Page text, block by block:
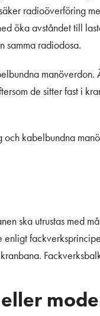
radioöverföring
öka avståndet till
samma radiodosa.
manöverdon.
de sitter fast i
kabelbundna
ska utrustas med